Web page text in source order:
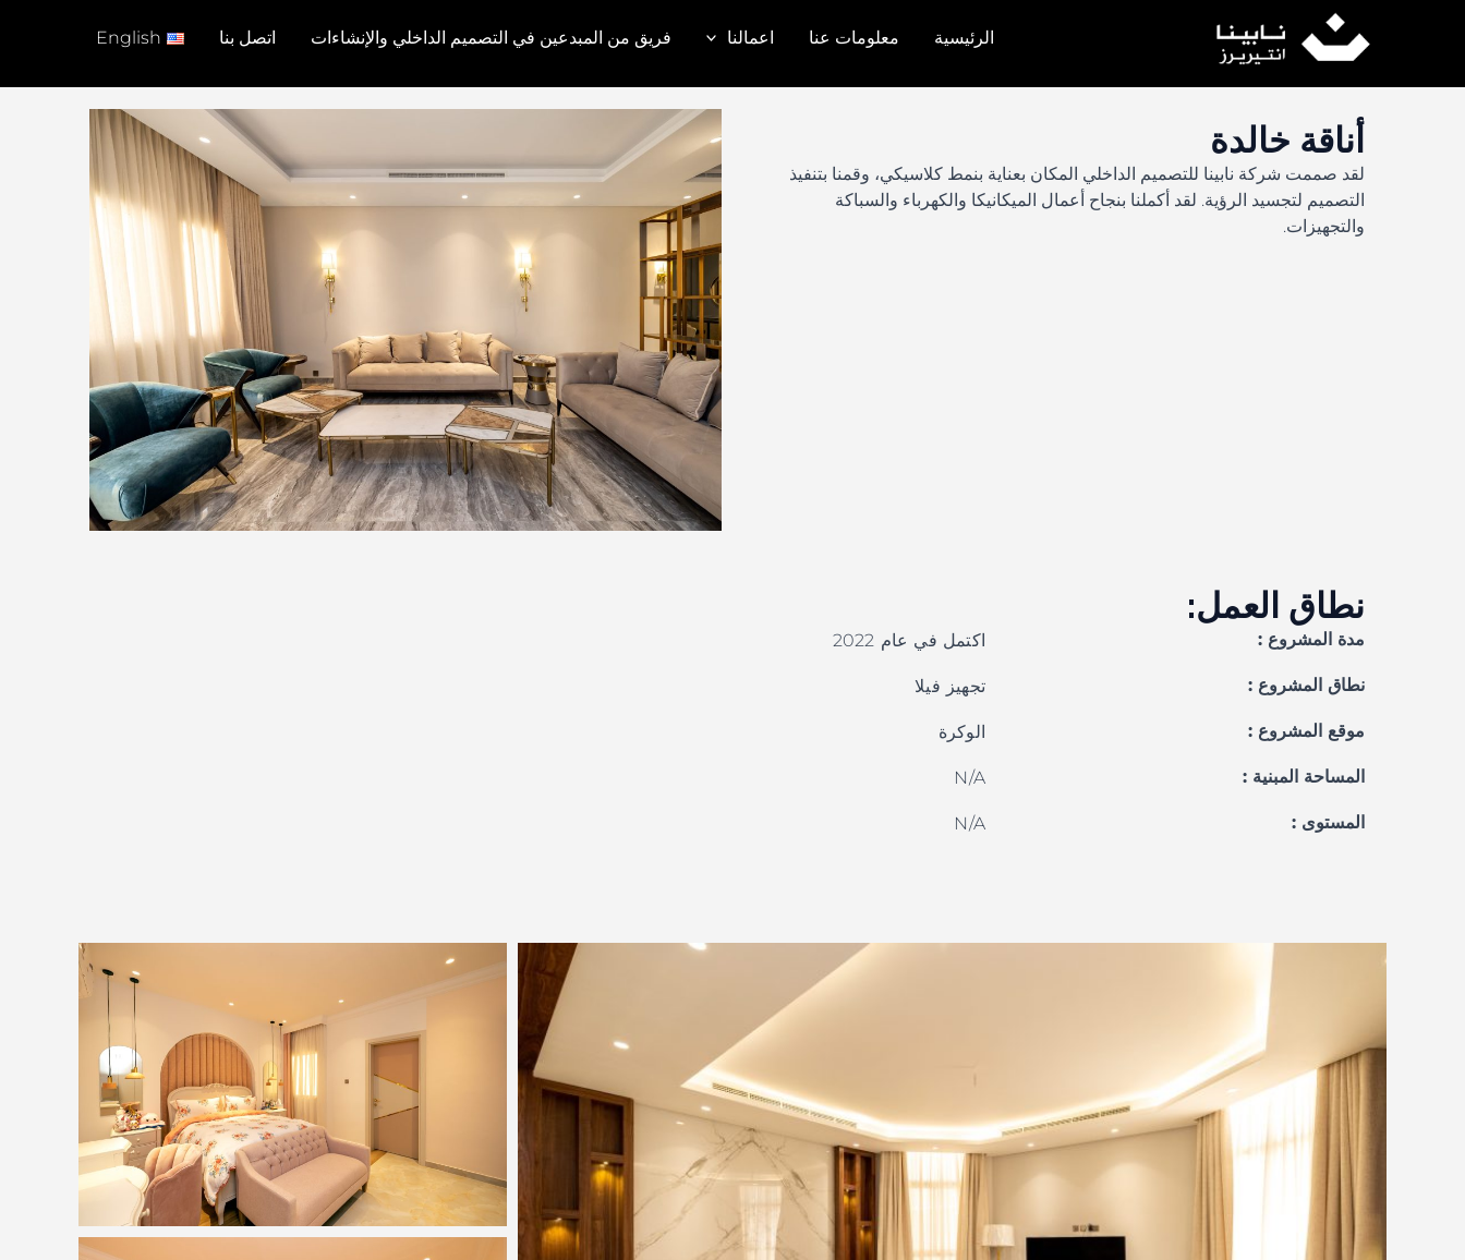
الرئيسية معلومات عنا اعمالنا فريق من المبدعين في التصميم الداخلي والإنشاءات اتصل بنا English
أناقة خالدة
لقد صممت شركة نابينا للتصميم الداخلي المكان بعناية بنمط كلاسيكي، وقمنا بتنفيذ
التصميم لتجسيد الرؤية. لقد أكملنا بنجاح أعمال الميكانيكا والكهرباء والسباكة
والتجهيزات.
نطاق العمل:
مدة المشروع : اكتمل في عام 2022
نطاق المشروع : تجهيز فيلا
موقع المشروع : الوكرة
المساحة المبنية : N/A
المستوى : N/A